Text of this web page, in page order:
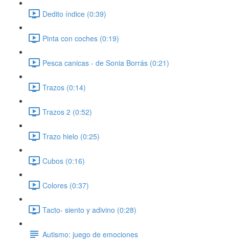
Dedito índice (0:39)
Pinta con coches (0:19)
Pesca canicas - de Sonia Borrás (0:21)
Trazos (0:14)
Trazos 2 (0:52)
Trazo hielo (0:25)
Cubos (0:16)
Colores (0:37)
Tacto- siento y adivino (0:28)
Autismo: juego de emociones